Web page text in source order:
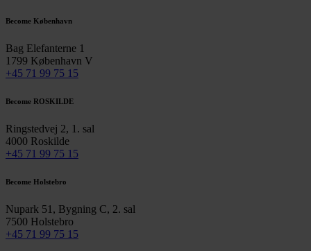
Become København
Bag Elefanterne 1
1799 København V
+45 71 99 75 15
Become ROSKILDE
Ringstedvej 2, 1. sal
4000 Roskilde
+45 71 99 75 15
Become Holstebro
Nupark 51, Bygning C, 2. sal
7500 Holstebro
+45 71 99 75 15